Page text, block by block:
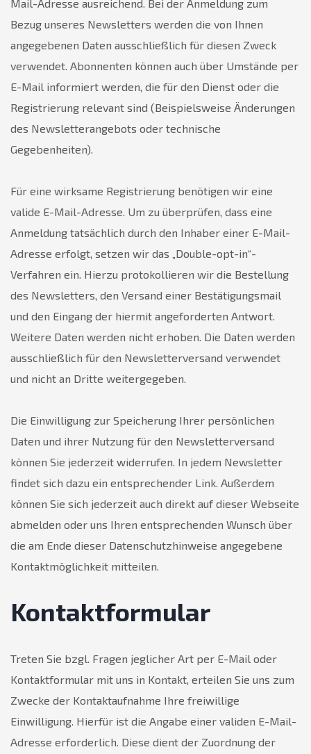
Mail-Adresse ausreichend. Bei der Anmeldung zum
Bezug unseres Newsletters werden die von Ihnen
angegebenen Daten ausschließlich für diesen Zweck
verwendet. Abonnenten können auch über Umstände per
E-Mail informiert werden, die für den Dienst oder die
Registrierung relevant sind (Beispielsweise Änderungen
des Newsletterangebots oder technische
Gegebenheiten).
Für eine wirksame Registrierung benötigen wir eine
valide E-Mail-Adresse. Um zu überprüfen, dass eine
Anmeldung tatsächlich durch den Inhaber einer E-Mail-
Adresse erfolgt, setzen wir das „Double-opt-in“-
Verfahren ein. Hierzu protokollieren wir die Bestellung
des Newsletters, den Versand einer Bestätigungsmail
und den Eingang der hiermit angeforderten Antwort.
Weitere Daten werden nicht erhoben. Die Daten werden
ausschließlich für den Newsletterversand verwendet
und nicht an Dritte weitergegeben.
Die Einwilligung zur Speicherung Ihrer persönlichen
Daten und ihrer Nutzung für den Newsletterversand
können Sie jederzeit widerrufen. In jedem Newsletter
findet sich dazu ein entsprechender Link. Außerdem
können Sie sich jederzeit auch direkt auf dieser Webseite
abmelden oder uns Ihren entsprechenden Wunsch über
die am Ende dieser Datenschutzhinweise angegebene
Kontaktmöglichkeit mitteilen.
Kontaktformular
Treten Sie bzgl. Fragen jeglicher Art per E-Mail oder
Kontaktformular mit uns in Kontakt, erteilen Sie uns zum
Zwecke der Kontaktaufnahme Ihre freiwillige
Einwilligung. Hierfür ist die Angabe einer validen E-Mail-
Adresse erforderlich. Diese dient der Zuordnung der